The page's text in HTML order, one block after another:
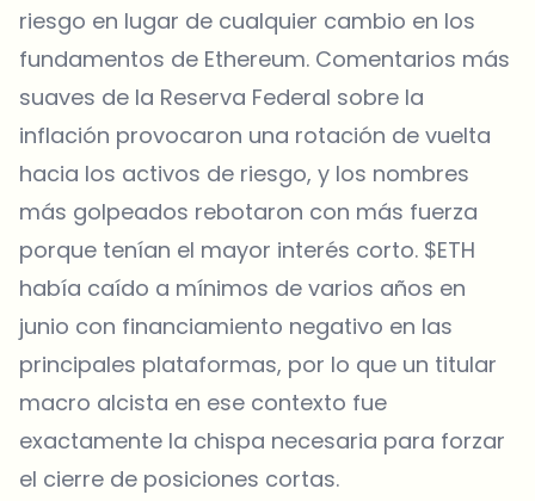
riesgo en lugar de cualquier cambio en los
fundamentos de Ethereum. Comentarios más
suaves de la Reserva Federal sobre la
inflación provocaron una rotación de vuelta
hacia los activos de riesgo, y los nombres
más golpeados rebotaron con más fuerza
porque tenían el mayor interés corto. $ETH
había caído a mínimos de varios años en
junio con financiamiento negativo en las
principales plataformas, por lo que un titular
macro alcista en ese contexto fue
exactamente la chispa necesaria para forzar
el cierre de posiciones cortas.